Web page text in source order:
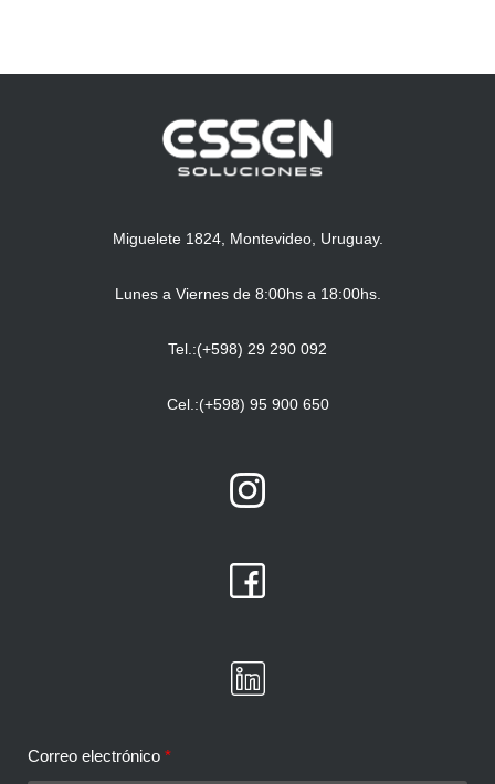
Miguelete 1824, Montevideo, Uruguay.
Lunes a Viernes de 8:00hs a 18:00hs.
Tel.:(+598) 29 290 092
Cel.:(+598) 95 900 650
Correo electrónico